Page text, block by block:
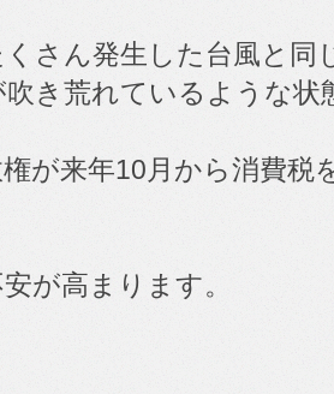
くさん発生した台風と同
吹き荒れているような状
が来年10月から消費税
が高まります。